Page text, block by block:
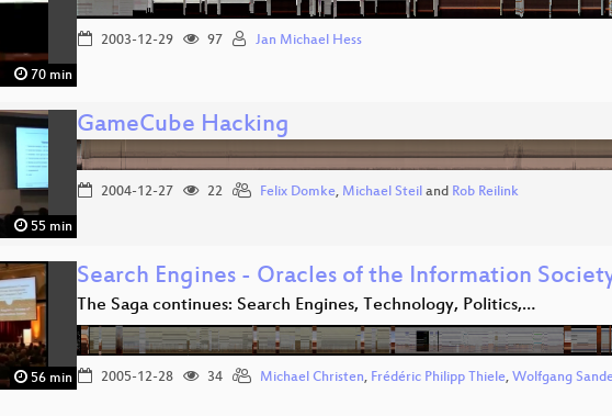
70 min
2003-12-29 97 Jan Michael Hess
55 min
GameCube Hacking
2004-12-27 22 Felix Domke, Michael Steil and Rob Reilink
56 min
Search Engines - Oracles of the Information
The Saga continues: Search Engines, Technology, Politics,…
2005-12-28 34 Michael Christen, Frédéric Philipp Thiele, Wolfgang